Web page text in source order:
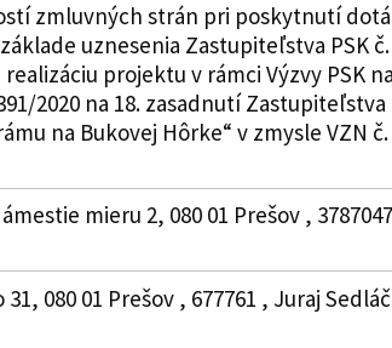
zmluvných strán pri poskytnutí
uznesenia Zastupiteľstva PSK č.
projektu v rámci Výzvy PSK
2020 na 18. zasadnutí Zastupiteľstva
na Bukovej Hôrke“ v zmysle VZN
mieru 2, 080 01 Prešov ,
080 01 Prešov , 677761 , Juraj